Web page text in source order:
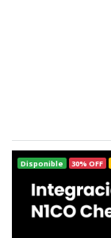
Disponible 30% OFF